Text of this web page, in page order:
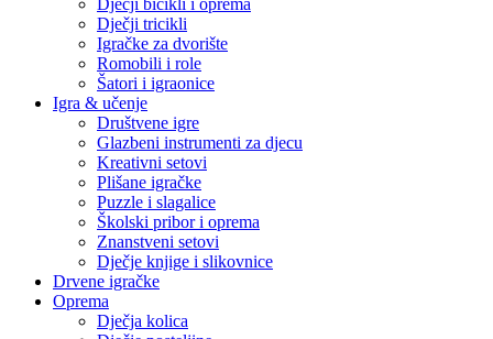
Dječji bicikli i oprema
Dječji tricikli
Igračke za dvorište
Romobili i role
Šatori i igraonice
Igra & učenje
Društvene igre
Glazbeni instrumenti za djecu
Kreativni setovi
Plišane igračke
Puzzle i slagalice
Školski pribor i oprema
Znanstveni setovi
Dječje knjige i slikovnice
Drvene igračke
Oprema
Dječja kolica